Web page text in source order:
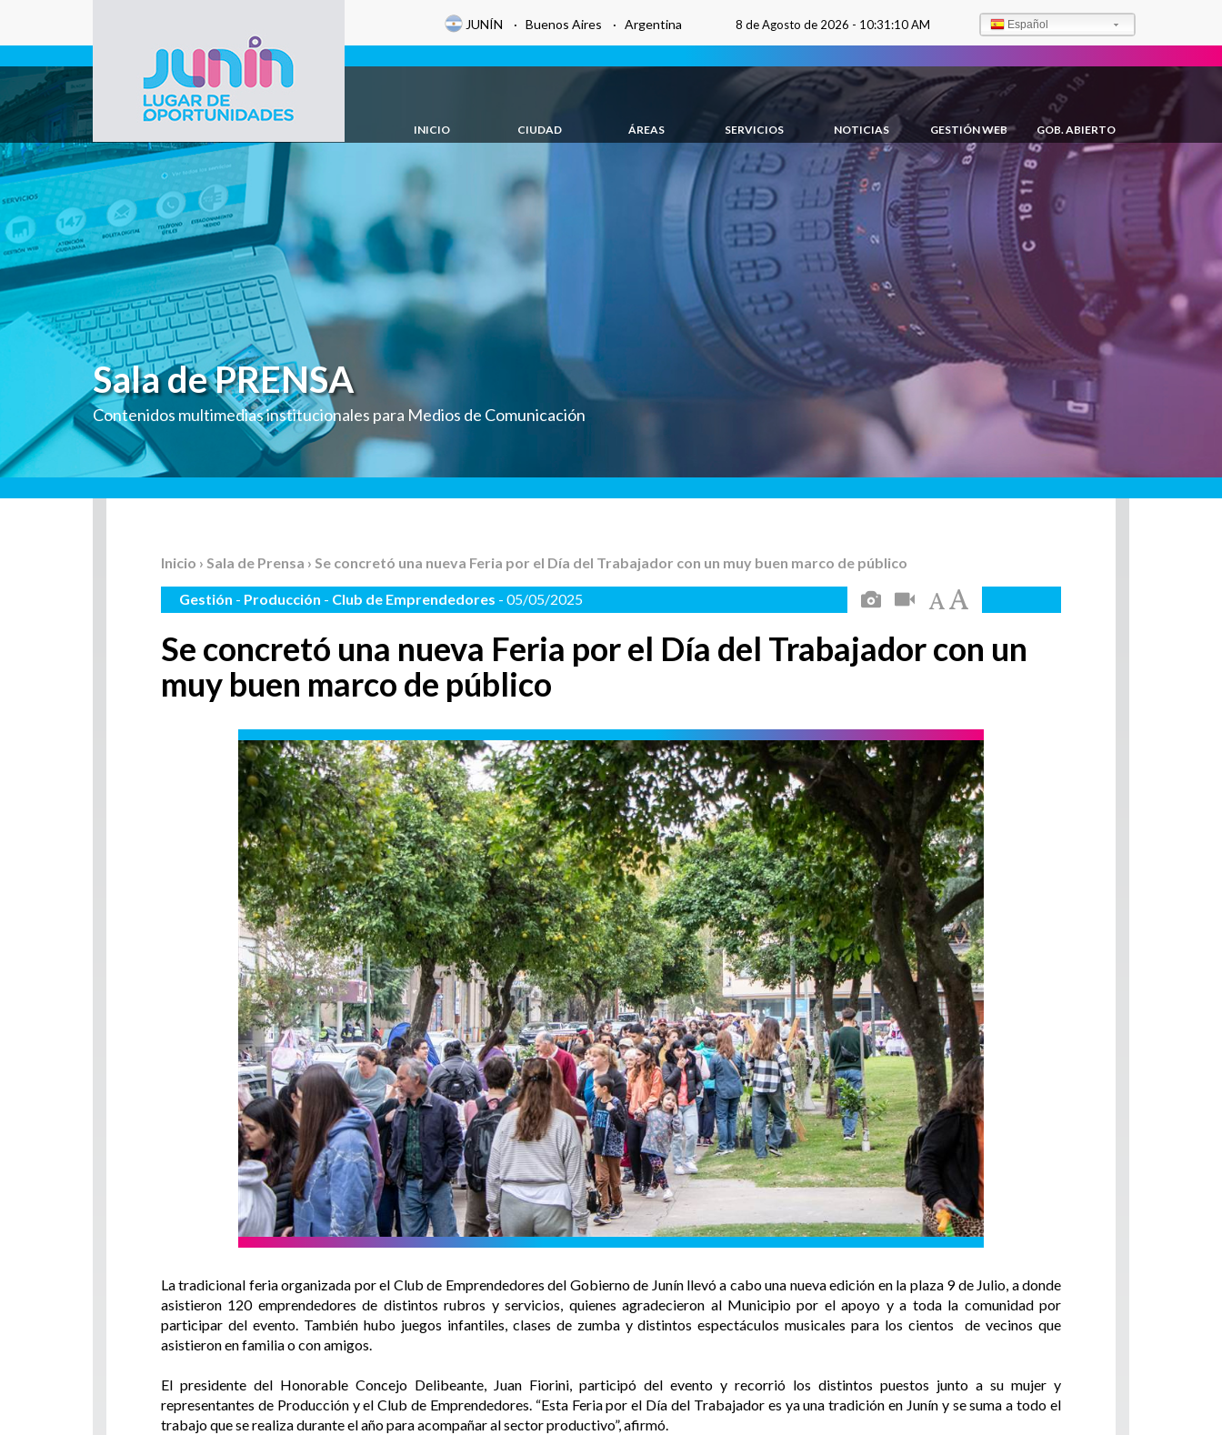
Gobierno de
Junín
JUNÍN · Buenos Aires · Argentina 8 de Agosto de 2026 - 10:31:12 AM Español
INICIO CIUDAD ÁREAS SERVICIOS NOTICIAS GESTIÓN WEB GOB. ABIERTO
Sala de PRENSA
Contenidos multimedias institucionales para Medios de Comunicación
Inicio › Sala de Prensa › Se concretó una nueva Feria por el Día del Trabajador con un muy buen marco de público
Gestión - Producción - Club de Emprendedores - 05/05/2025
Se concretó una nueva Feria por el Día del Trabajador con un
muy buen marco de público
La tradicional feria organizada por el Club de Emprendedores del Gobierno de Junín llevó a cabo una nueva edición en la plaza 9 de Julio, a donde
asistieron 120 emprendedores de distintos rubros y servicios, quienes agradecieron al Municipio por el apoyo y a toda la comunidad por
participar del evento. También hubo juegos infantiles, clases de zumba y distintos espectáculos musicales para los cientos de vecinos que
asistieron en familia o con amigos.
El presidente del Honorable Concejo Delibeante, Juan Fiorini, participó del evento y recorrió los distintos puestos junto a su mujer y
representantes de Producción y el Club de Emprendedores. “Esta Feria por el Día del Trabajador es ya una tradición en Junín y se suma a todo el
trabajo que se realiza durante el año para acompañar al sector productivo”, afirmó.